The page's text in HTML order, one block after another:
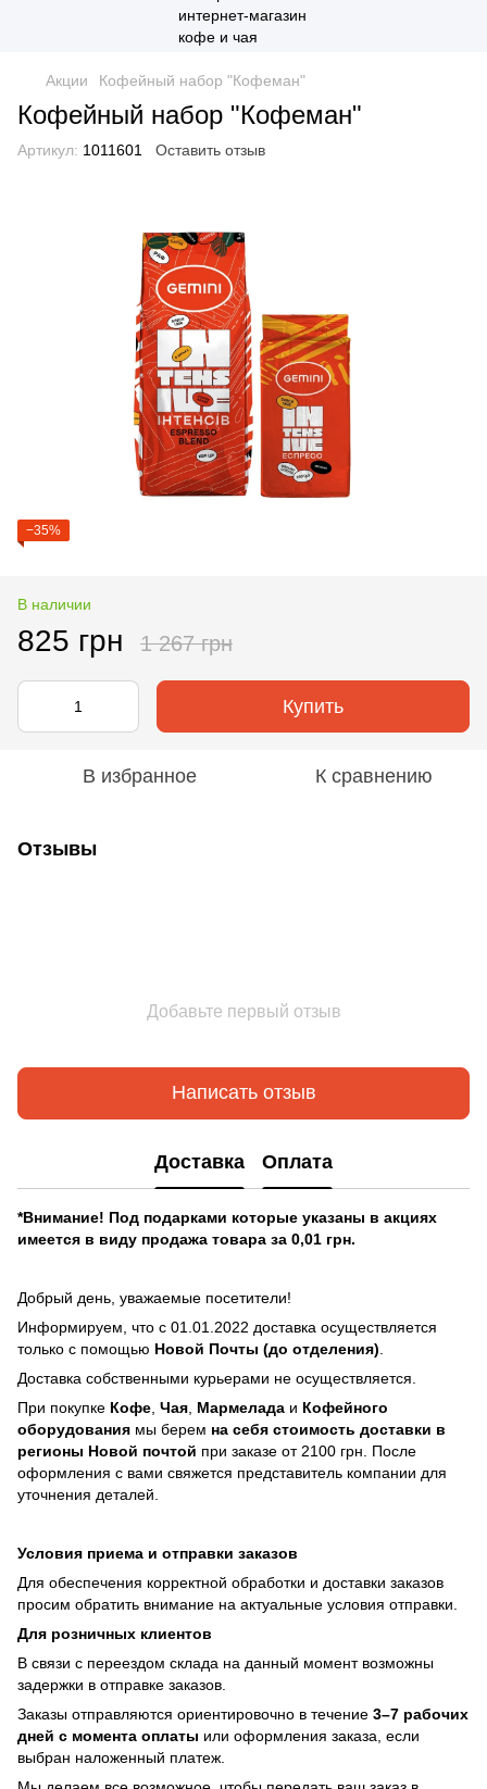
Акции Кофейный набор "Кофеман"
Кофейный набор "Кофеман"
Артикул: 1011601 Оставить отзыв
−35%
В наличии
825 грн 1 267 грн
Купить
В избранное К сравнению
Отзывы
Добавьте первый отзыв
Написать отзыв
Доставка Оплата
*Внимание! Под подарками которые указаны в акциях
имеется в виду продажа товара за 0,01 грн.
Добрый день, уважаемые посетители!
Информируем, что с 01.01.2022 доставка осуществляется
только с помощью Новой Почты (до отделения)
Доставка собственными курьерами не осуществляется.
При покупке Кофе Чая Мармелада и Кофейного
оборудования мы берем на себя стоимость доставки в
регионы Новой почтой при заказе от 2100 грн. После
оформления с вами свяжется представитель компании для
уточнения деталей.
Условия приема и отправки заказов
Для обеспечения корректной обработки и доставки заказов
просим обратить внимание на актуальные условия отправки.
Для розничных клиентов
В связи с переездом склада на данный момент возможны
задержки в отправке заказов.
Заказы отправляются ориентировочно в течение 3–7 рабочих
дней с момента оплаты или оформления заказа, если
выбран наложенный платеж.